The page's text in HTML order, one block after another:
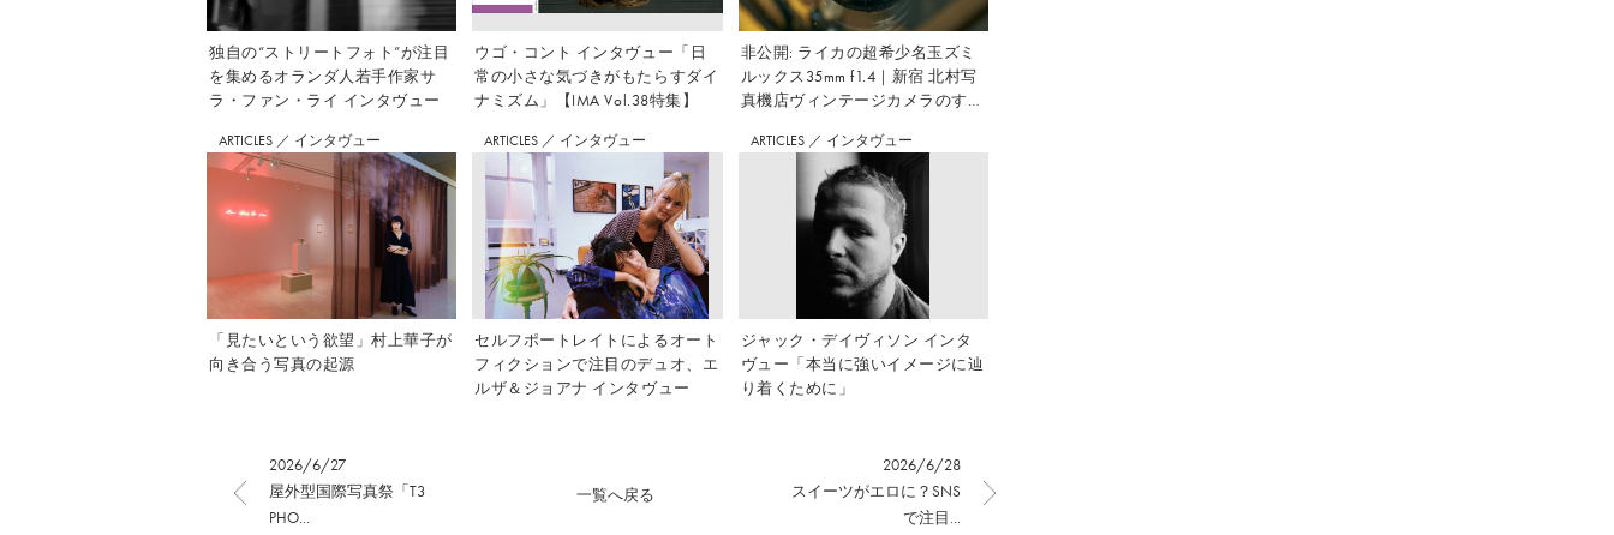
独自の“ストリートフォト”が注目
を集めるオランダ人若手作家サ
ラ・ファン・ライ インタヴュー
ウゴ・コント インタヴュー「日
常の小さな気づきがもたらすダイ
ナミズム」【IMA Vol.38特集】
非公開: ライカの超希少名玉ズミ
ルックス35mm f1.4｜新宿 北村写
真機店ヴィンテージカメラのすす
ARTICLES ／ インタヴュー
「見たいという欲望」村上華子が
向き合う写真の起源
ARTICLES ／ インタヴュー
セルフポートレイトによるオート
フィクションで注目のデュオ、エ
ルザ＆ジョアナ インタヴュー
ARTICLES ／ インタヴュー
ジャック・デイヴィソン インタ
ヴュー「本当に強いイメージに辿
り着くために」
2026/6/27
屋外型国際写真祭「T3
PHO...
2026/6/28
スイーツがエロに？SNS
で注目...
一覧へ戻る